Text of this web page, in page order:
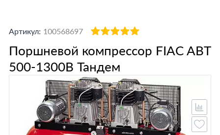
Артикул: 100568697
Поршневой компрессор FIAC ABT
500-1300B Тандем